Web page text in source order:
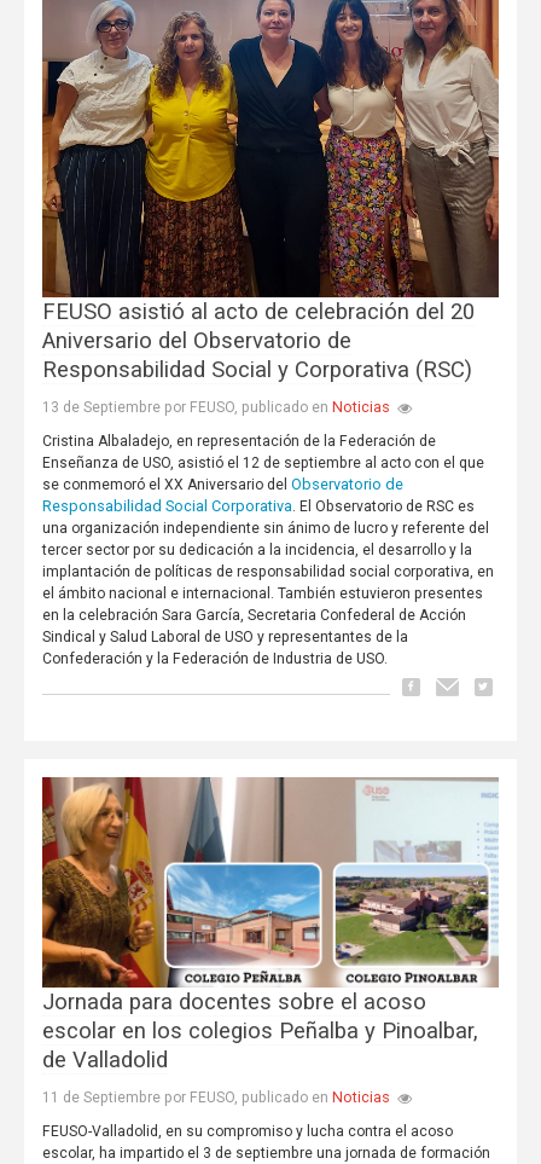
FEUSO asistió al acto de celebración del 20
Aniversario del Observatorio de
Responsabilidad Social y Corporativa (RSC)
13 de Septiembre por FEUSO, publicado en Noticias
Cristina Albaladejo, en representación de la Federación de
Enseñanza de USO, asistió el 12 de septiembre al acto con el que
se conmemoró el XX Aniversario del Observatorio de
Responsabilidad Social Corporativa . El Observatorio de RSC es
una organización independiente sin ánimo de lucro y referente del
tercer sector por su dedicación a la incidencia, el desarrollo y la
implantación de políticas de responsabilidad social corporativa, en
el ámbito nacional e internacional. También estuvieron presentes
en la celebración Sara García, Secretaria Confederal de Acción
Sindical y Salud Laboral de USO y representantes de la
Confederación y la Federación de Industria de USO.
Jornada para docentes sobre el acoso
escolar en los colegios Peñalba y Pinoalbar,
de Valladolid
11 de Septiembre por FEUSO, publicado en Noticias
FEUSO-Valladolid, en su compromiso y lucha contra el acoso
escolar, ha impartido el 3 de septiembre una jornada de formación